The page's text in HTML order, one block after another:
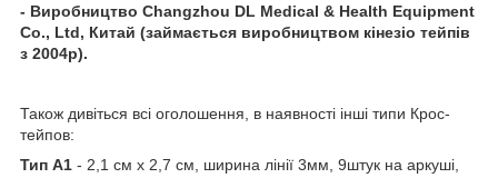
- Виробництво Changzhou DL Medical & Health Equipment
Co., Ltd, Китай (займається виробництвом кінезіо тейпів
з 2004р).
Також дивіться всі оголошення, в наявності інші типи Крос-
тейпов:
Тип A1 - 2,1 см х 2,7 см, ширина лінії 3мм, 9штук на аркуші,